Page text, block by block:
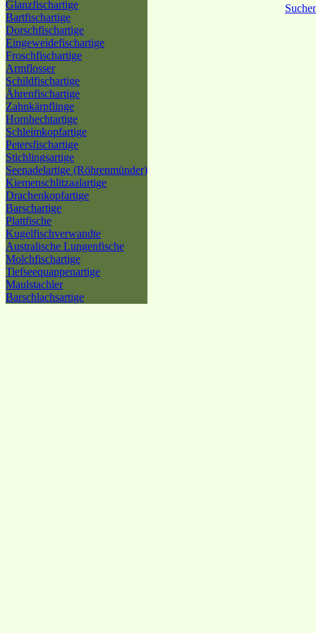
Glanzfischartige
Bartfischartige
Dorschfischartige
Eingeweidefischartige
Froschfischartige
Armflosser
Schildfischartige
Ährenfischartige
Zahnkärpflinge
Hornhechtartige
Schleimkopfartige
Petersfischartige
Stichlingsartige
Seenadelartige (Röhrenmünder)
Kiemenschlitzaalartige
Drachenkopfartige
Barschartige
Plattfische
Kugelfischverwandte
Australische Lungenfische
Molchfischartige
Tiefseequappenartige
Maulstachler
Barschlachsartige